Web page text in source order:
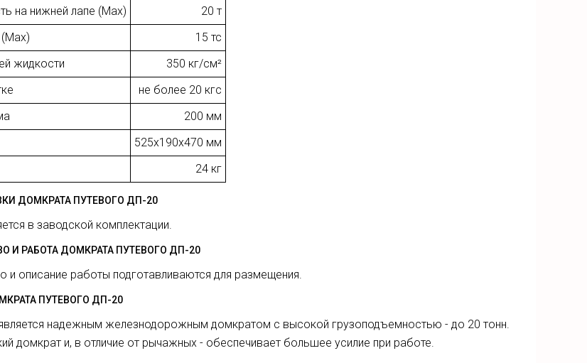
на нижней лапе (Max)
20 т
15 тс
жидкости
350 кг/см²
не более 20 кгс
200 мм
525х190х470 мм
24 кг
ДОМКРАТА ПУТЕВОГО ДП-20
в заводской комплектации.
И РАБОТА ДОМКРАТА ПУТЕВОГО ДП-20
и описание работы подготавливаются для размещения.
ПУТЕВОГО ДП-20
надежным железнодорожным домкратом с высокой грузоподъемностью - до 20 тонн.
домкрат и, в отличие от рычажных - обеспечивает большее усилие при работе.